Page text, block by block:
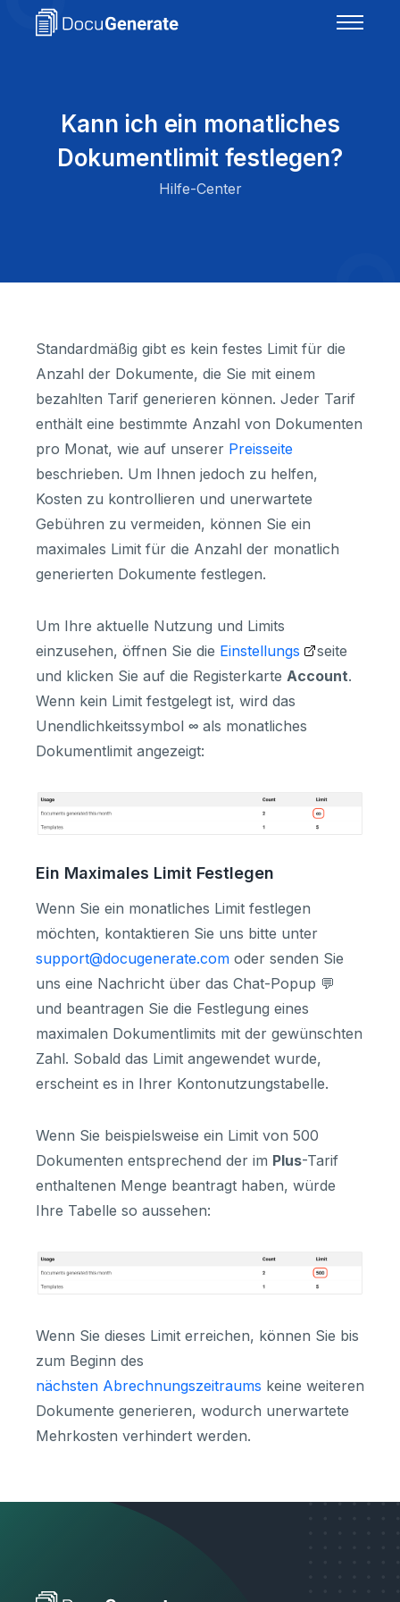
Kann ich ein monatliches
Dokumentlimit festlegen?
Hilfe-Center
Standardmäßig gibt es kein festes Limit für die
Anzahl der Dokumente, die Sie mit einem
bezahlten Tarif generieren können. Jeder Tarif
enthält eine bestimmte Anzahl von Dokumenten
pro Monat, wie auf unserer Preisseite
beschrieben. Um Ihnen jedoch zu helfen,
Kosten zu kontrollieren und unerwartete
Gebühren zu vermeiden, können Sie ein
maximales Limit für die Anzahl der monatlich
generierten Dokumente festlegen.
Um Ihre aktuelle Nutzung und Limits
einzusehen, öffnen Sie die Einstellungs
seite
und klicken Sie auf die Registerkarte Account.
Wenn kein Limit festgelegt ist, wird das
Unendlichkeitssymbol ∞ als monatliches
Dokumentlimit angezeigt:
Ein Maximales Limit Festlegen
Wenn Sie ein monatliches Limit festlegen
möchten, kontaktieren Sie uns bitte unter
support@docugenerate.com oder senden Sie
uns eine Nachricht über das Chat-Popup 💬
und beantragen Sie die Festlegung eines
maximalen Dokumentlimits mit der gewünschten
Zahl. Sobald das Limit angewendet wurde,
erscheint es in Ihrer Kontonutzungstabelle.
Wenn Sie beispielsweise ein Limit von 500
Dokumenten entsprechend der im Plus-Tarif
enthaltenen Menge beantragt haben, würde
Ihre Tabelle so aussehen:
Wenn Sie dieses Limit erreichen, können Sie bis
zum Beginn des
nächsten Abrechnungszeitraums keine weiteren
Dokumente generieren, wodurch unerwartete
Mehrkosten verhindert werden.